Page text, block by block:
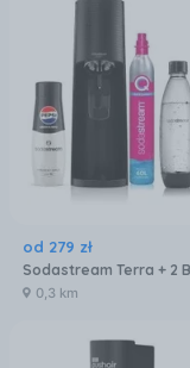
od 279 zł
0,3 km